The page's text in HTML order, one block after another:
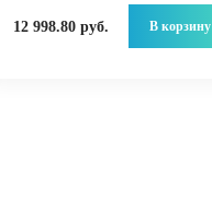
12 998.80 руб. В корзину